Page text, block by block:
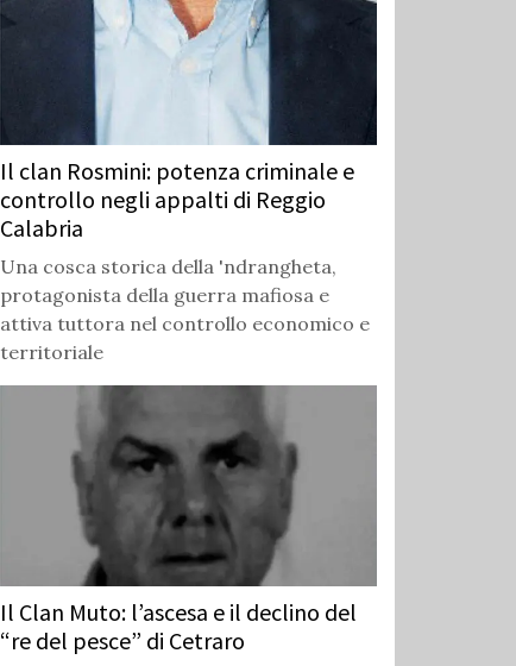
Il clan Rosmini: potenza criminale e
controllo negli appalti di Reggio
Calabria
Una cosca storica della 'ndrangheta,
protagonista della guerra mafiosa e
attiva tuttora nel controllo economico e
territoriale
Il Clan Muto: l’ascesa e il declino del
“re del pesce” di Cetraro